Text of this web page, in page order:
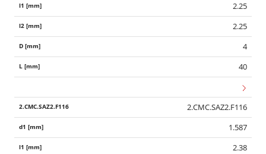
2.25
2.25
4
40
2.CMC.SAZ2.F116
1.587
2.38